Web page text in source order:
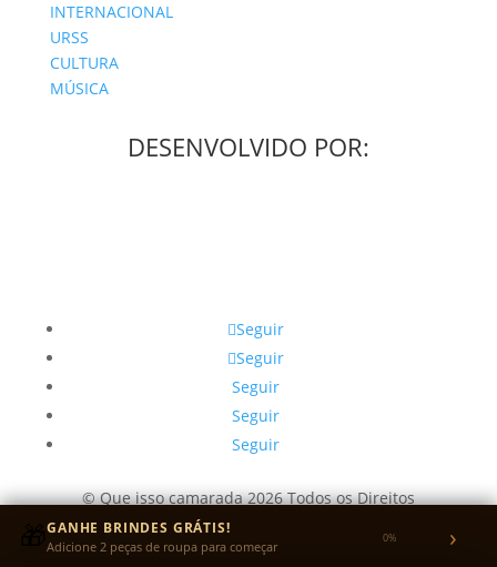
INTERNACIONAL
URSS
CULTURA
MÚSICA
DESENVOLVIDO POR:
Seguir
Seguir
Seguir
Seguir
Seguir
© Que isso camarada 2026 Todos os Direitos
Reservados.
CNPJ: 49.405.292/0001-31
🎁GANHE BRINDES GRÁTIS!
Adicione 2 peças de roupa para começar 0% ›